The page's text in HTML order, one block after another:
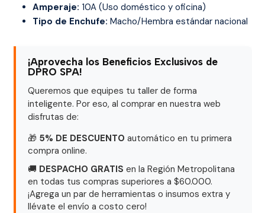
Amperaje: 10A (Uso doméstico y oficina)
Tipo de Enchufe: Macho/Hembra estándar nacional
¡Aprovecha los Beneficios Exclusivos de
DPRO SPA!
Queremos que equipes tu taller de forma
inteligente. Por eso, al comprar en nuestra web
disfrutas de:
🎁 5% DE DESCUENTO automático en tu primera
compra online.
🚚 DESPACHO GRATIS en la Región Metropolitana
en todas tus compras superiores a $60.000.
¡Agrega un par de herramientas o insumos extra y
llévate el envío a costo cero!